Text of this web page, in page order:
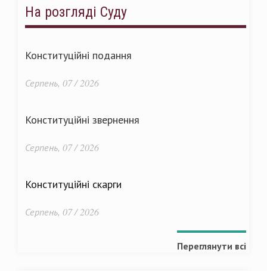
На розгляді Суду
Конституційні подання
Серпень, 07 / 2026
Конституційні звернення
Серпень, 07 / 2026
Конституційні скарги
Серпень, 07 / 2026
Переглянути всі